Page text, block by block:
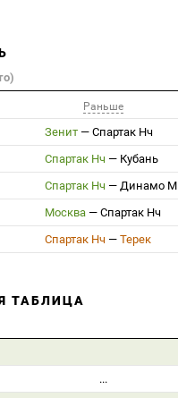
Раньше
Зенит — Спартак Нч
Спартак Нч — Кубань
Спартак Нч — Динамо М
Москва — Спартак Нч
Спартак Нч — Терек
ТАБЛИЦА
...